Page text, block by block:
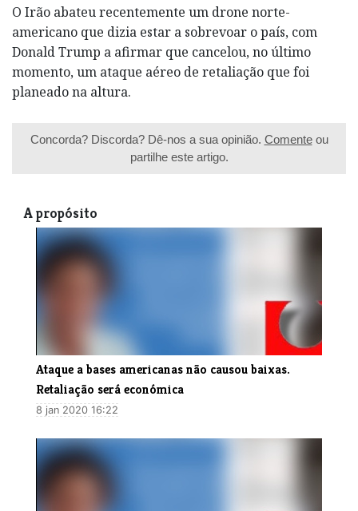
O Irão abateu recentemente um drone norte-
americano que dizia estar a sobrevoar o país, com
Donald Trump a afirmar que cancelou, no último
momento, um ataque aéreo de retaliação que foi
planeado na altura.
Concorda? Discorda? Dê-nos a sua opinião. Comenteou
partilhe este artigo.
A propósito
Ataque a bases americanas não causou baixas.
Retaliação será económica
8 jan 2020 16:22